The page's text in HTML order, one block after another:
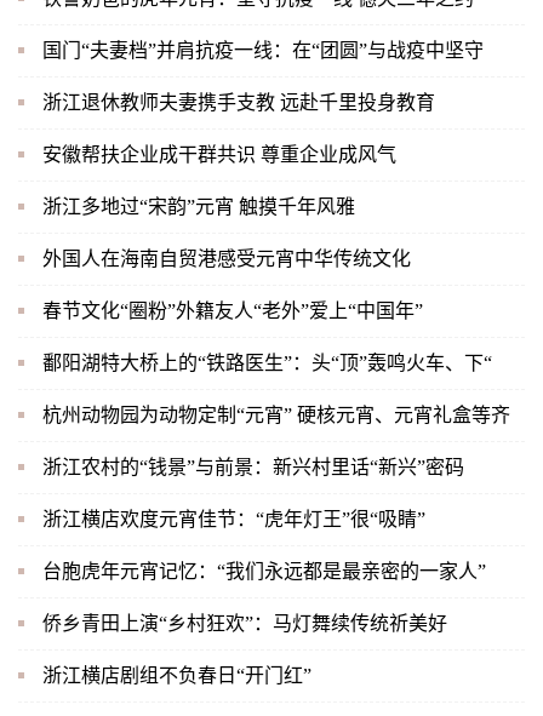
国门“夫妻档”并肩抗疫一线：在“团圆”与战疫中坚守
浙江退休教师夫妻携手支教 远赴千里投身教育
安徽帮扶企业成干群共识 尊重企业成风气
浙江多地过“宋韵”元宵 触摸千年风雅
外国人在海南自贸港感受元宵中华传统文化
春节文化“圈粉”外籍友人“老外”爱上“中国年”
鄱阳湖特大桥上的“铁路医生”：头“顶”轰鸣火车、下“
杭州动物园为动物定制“元宵” 硬核元宵、元宵礼盒等齐
浙江农村的“钱景”与前景：新兴村里话“新兴”密码
浙江横店欢度元宵佳节：“虎年灯王”很“吸睛”
台胞虎年元宵记忆：“我们永远都是最亲密的一家人”
侨乡青田上演“乡村狂欢”：马灯舞续传统祈美好
浙江横店剧组不负春日“开门红”